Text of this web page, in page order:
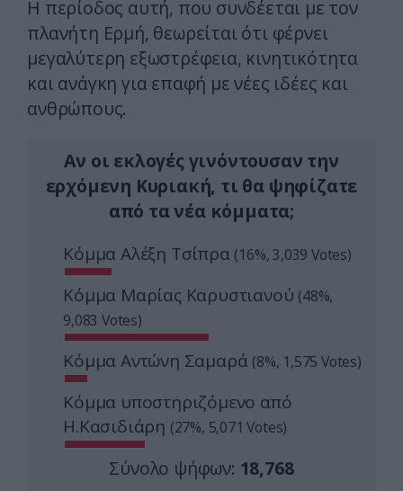
Η περίοδος αυτή, που συνδέεται με τον
πλανήτη Ερμή, θεωρείται ότι φέρνει
μεγαλύτερη εξωστρέφεια, κινητικότητα
και ανάγκη για επαφή με νέες ιδέες και
ανθρώπους.
Αν οι εκλογές γινόντουσαν την
ερχόμενη Κυριακή, τι θα ψηφίζατε
από τα νέα κόμματα;
Κόμμα Αλέξη Τσίπρα (16%, 3,039 Votes)
Κόμμα Μαρίας Καρυστιανού (48%,
9,083 Votes)
Κόμμα Αντώνη Σαμαρά (8%, 1,575 Votes)
Κόμμα υποστηριζόμενο από
Η.Κασιδιάρη (27%, 5,071 Votes)
Σύνολο ψήφων: 18,768